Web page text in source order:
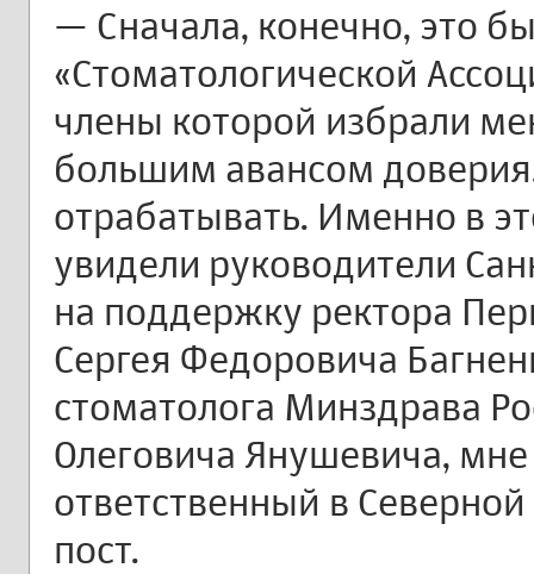
— Сначала, конечно, это
«Стоматологической
члены которой избрали
большим авансом
отрабатывать. Именно в
увидели руководители
на поддержку ректора
Сергея Федоровича
стоматолога Минздрава
Олеговича Янушевича,
ответственный в
пост.